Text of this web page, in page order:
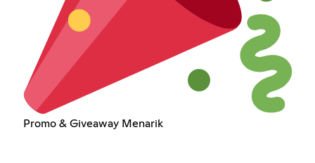
Promo & Giveaway Menarik